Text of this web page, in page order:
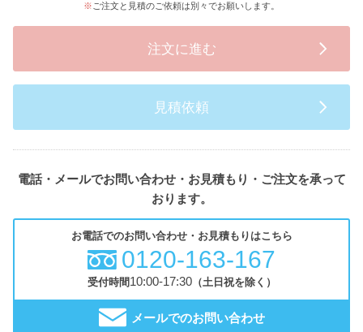
ご注文と見積のご依頼は別々でお願いします。
注文に進む
見積依頼
電話・メールでお問い合わせ・お見積もり・ご注文を承って
おります。
お電話でのお問い合わせ・お見積もりはこちら
0120-163-167
受付時間10:00-17:30（土日祝を除く）
メールでのお問い合わせ